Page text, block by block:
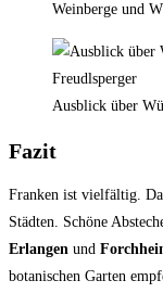
Weinberge und
Ausblick über
Fazit
Franken ist vielfältig.
Städten. Schöne
Erlangen und
botanischen Garten